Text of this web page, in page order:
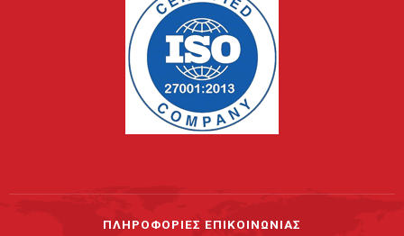
ΠΛΗΡΟΦΟΡΙΕΣ ΕΠΙΚΟΙΝΩΝΙΑΣ